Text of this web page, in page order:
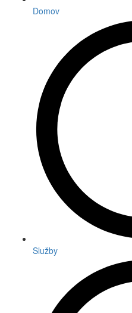
Domov
Služby